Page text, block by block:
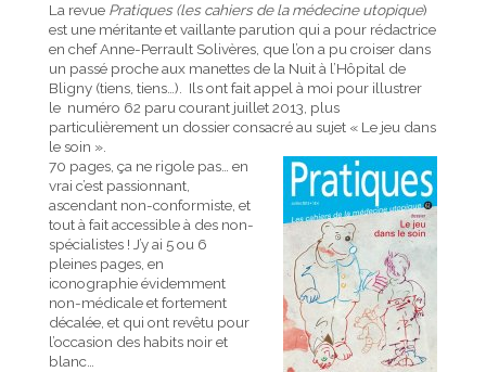
La revue Pratiques (les cahiers de la médecine utopique)
est une méritante et vaillante parution qui a pour rédactrice
en chef Anne-Perrault Solivères, que l’on a pu croiser dans
un passé proche aux manettes de la Nuit à l’Hôpital de
Bligny (tiens, tiens…). Ils ont fait appel à moi pour illustrer
le numéro 62 paru courant juillet 2013, plus
particulièrement un dossier consacré au sujet « Le jeu dans
le soin ».
70 pages, ça ne rigole pas… en
vrai c’est passionnant,
ascendant non-conformiste, et
tout à fait accessible à des non-
spécialistes ! J’y ai 5 ou 6
pleines pages, en
iconographie évidemment
non-médicale et fortement
décalée, et qui ont revêtu pour
l’occasion des habits noir et
blanc…